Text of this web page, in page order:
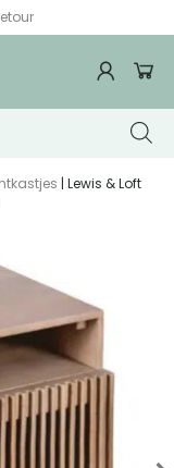
| Lewis & Loft